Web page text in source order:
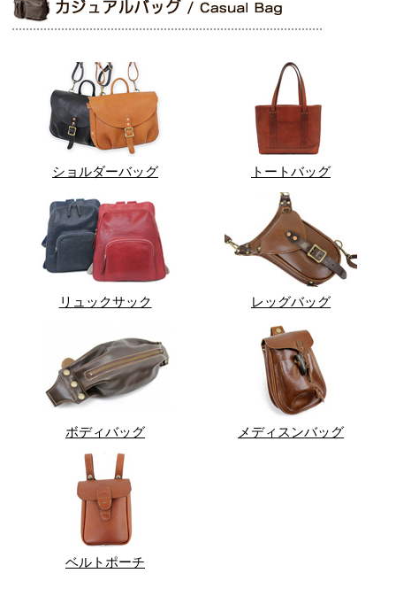
ショルダーバッグ トートバッグ
リュックサック レッグバッグ
ボディバッグ メディスンバッグ
ベルトポーチ